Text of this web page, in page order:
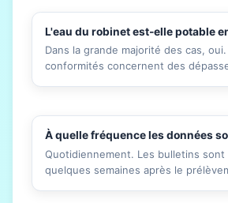
L'eau du robinet est-elle potable
Dans la grande majorité des cas,
conformités concernent des
À quelle fréquence les données
Quotidiennement. Les bulletins
quelques semaines après le